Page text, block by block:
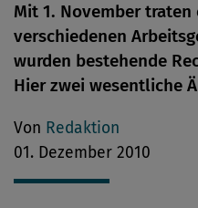
Mit 1. November traten
verschiedenen
wurden bestehende
Hier zwei wesentliche
Von Redaktion
01. Dezember 2010